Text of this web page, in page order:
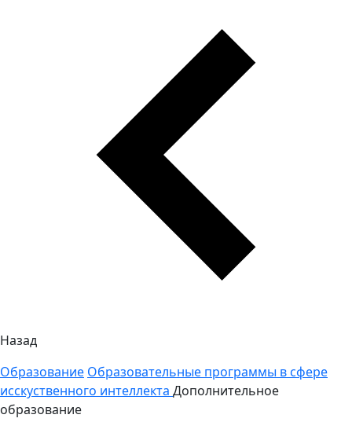
Назад
Образование Образовательные программы в сфере
исскуственного интеллекта Дополнительное
образование